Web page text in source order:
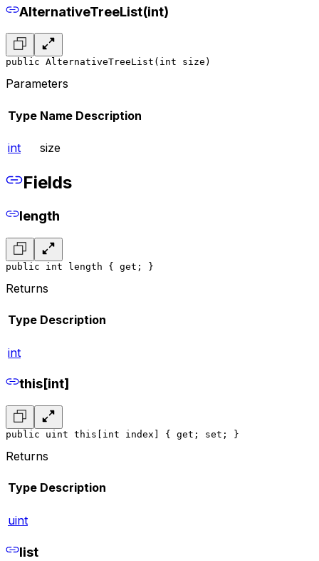
AlternativeTreeList(int)
public AlternativeTreeList(int size)
Parameters
Type Name Description
int size
Fields
length
public int length { get; }
Returns
Type Description
int
this[int]
public uint this[int index] { get; set; }
Returns
Type Description
uint
list